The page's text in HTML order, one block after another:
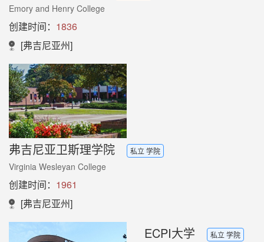
Emory and Henry College
创建时间： 1836
[弗吉尼亚州]
弗吉尼亚卫斯理学院 私立 学院
Virginia Wesleyan College
创建时间： 1961
[弗吉尼亚州]
ECPI大学 私立 学院